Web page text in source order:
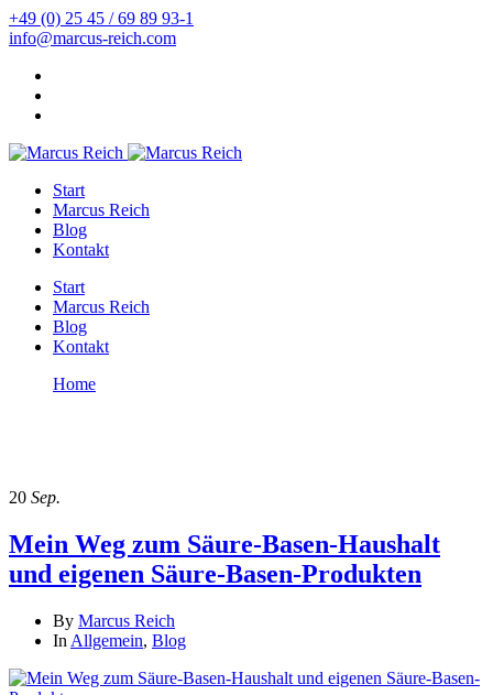
+49 (0) 25 45 / 69 89 93-1
info@marcus-reich.com
Start
Marcus Reich
Blog
Kontakt
Start
Marcus Reich
Blog
Kontakt
Home
20 Sep.
Mein Weg zum Säure-Basen-Haushalt
und eigenen Säure-Basen-Produkten
By Marcus Reich
In Allgemein, Blog